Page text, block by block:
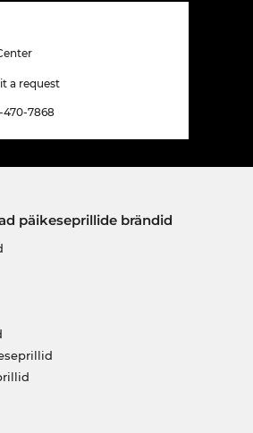
a request
470-7868
päikeseprillide brändid